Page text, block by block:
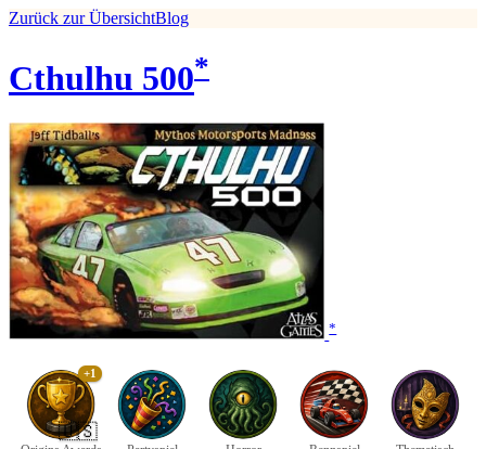
Zurück zur ÜbersichtBlog
Cthulhu 500*
*
🇺🇸
+1